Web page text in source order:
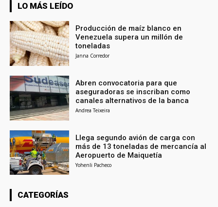
LO MÁS LEÍDO
Producción de maíz blanco en
Venezuela supera un millón de
toneladas
Janna Corredor
Abren convocatoria para que
aseguradoras se inscriban como
canales alternativos de la banca
Andrea Teixeira
Llega segundo avión de carga con
más de 13 toneladas de mercancía al
Aeropuerto de Maiquetía
Yohenli Pacheco
CATEGORÍAS